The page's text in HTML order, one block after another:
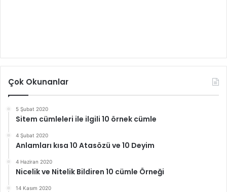
Çok Okunanlar
5 Şubat 2020
Sitem cümleleri ile ilgili 10 örnek cümle
4 Şubat 2020
Anlamları kısa 10 Atasözü ve 10 Deyim
4 Haziran 2020
Nicelik ve Nitelik Bildiren 10 cümle Örneği
14 Kasım 2020